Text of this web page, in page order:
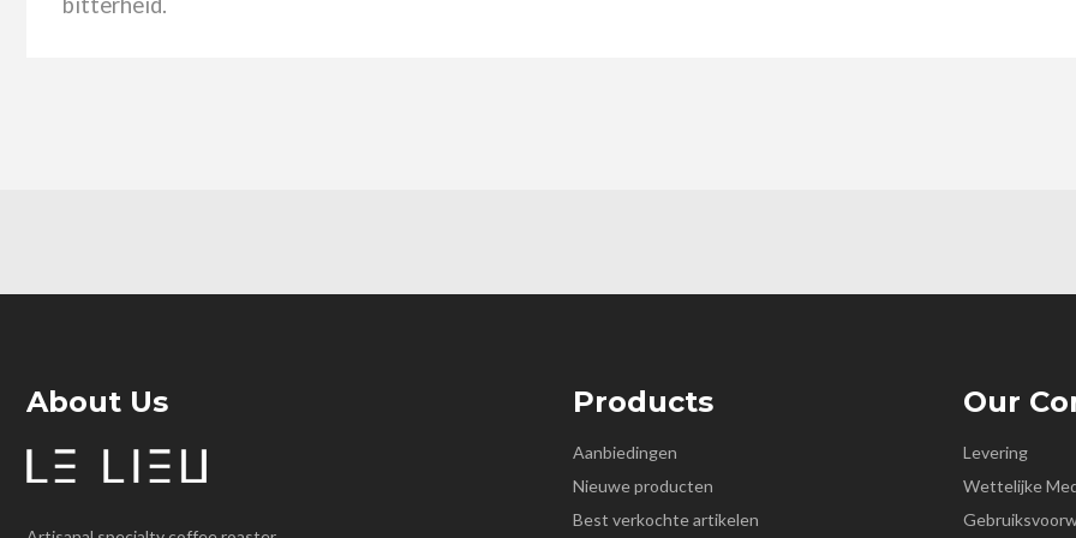
About Us Products
Aanbiedingen
Nieuwe producten
Best verkochte artikelen
Our
Levering
Wettelijke